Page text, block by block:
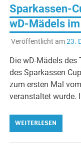
Sparkassen-
wD-Mädels
Veröffentlicht am23.
Die wD-Mädels
des Sparkassen
zum ersten Mal
veranstaltet wurde.
WEITERLESEN